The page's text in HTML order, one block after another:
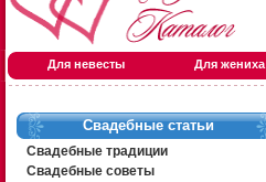
Для невесты Для жениха
Свадебные статьи
Свадебные традиции
Свадебные советы